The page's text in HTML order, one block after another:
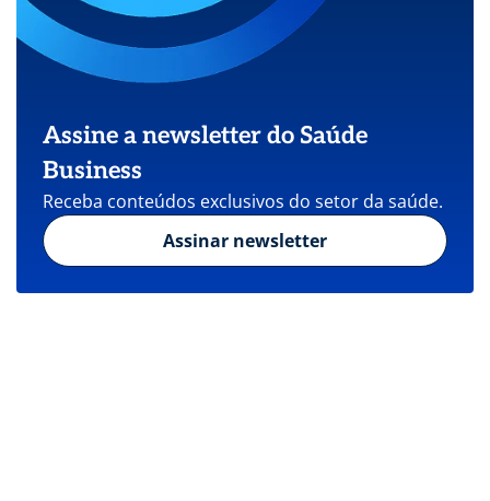
Assine a newsletter do Saúde
Business
Receba conteúdos exclusivos do setor da saúde.
Assinar newsletter